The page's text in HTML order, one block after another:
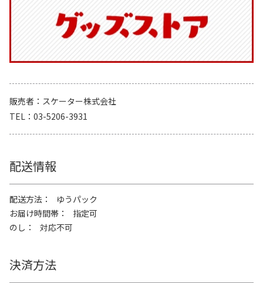
販売者
スケーター株式会社
TEL
03-5206-3931
配送情報
配送方法
ゆうパック
お届け時間帯
指定可
のし
対応不可
決済方法